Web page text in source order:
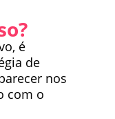
é
de
nos
com o